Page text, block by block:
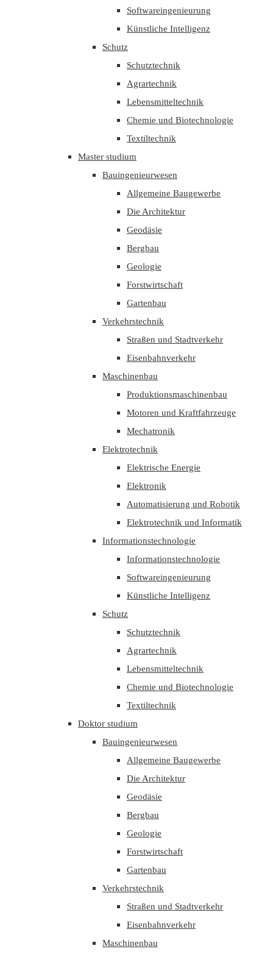
Softwareingenieurung
Künstliche Intelligenz
Schutz
Schutztechnik
Agrartechnik
Lebensmitteltechnik
Chemie und Biotechnologie
Textiltechnik
Master studium
Bauingenieurwesen
Allgemeine Baugewerbe
Die Architektur
Geodäsie
Bergbau
Geologie
Forstwirtschaft
Gartenbau
Verkehrstechnik
Straßen und Stadtverkehr
Eisenbahnverkehr
Maschinenbau
Produktionsmaschinenbau
Motoren und Kraftfahrzeuge
Mechatronik
Elektrotechnik
Elektrische Energie
Elektronik
Automatisierung und Robotik
Elektrotechnik und Informatik
Informationstechnologie
Informationstechnologie
Softwareingenieurung
Künstliche Intelligenz
Schutz
Schutztechnik
Agrartechnik
Lebensmitteltechnik
Chemie und Biotechnologie
Textiltechnik
Doktor studium
Bauingenieurwesen
Allgemeine Baugewerbe
Die Architektur
Geodäsie
Bergbau
Geologie
Forstwirtschaft
Gartenbau
Verkehrstechnik
Straßen und Stadtverkehr
Eisenbahnverkehr
Maschinenbau